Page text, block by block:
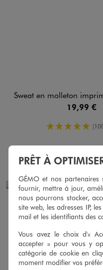
Sweat en molleton
19,99 €
5/5 de
PRÊT À
GÉMO et nos partenaires
fournir, mettre à jour,
nous pourrons stocker,
site web, les adresses IP,
mail et les identifiants des
Vous avez le choix d'«
accepter » pour vous y
catégorie de cookie en
moment modifier vos